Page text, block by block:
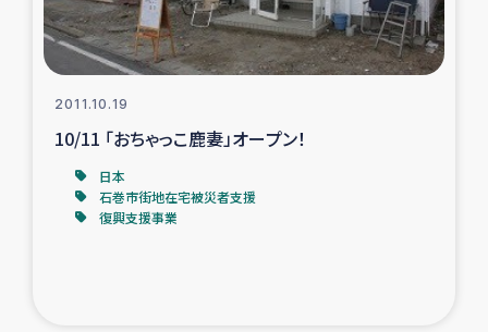
2011.10.19
10/11 「おちゃっこ鹿妻」オープン！
日本
石巻市街地在宅被災者支援
復興支援事業